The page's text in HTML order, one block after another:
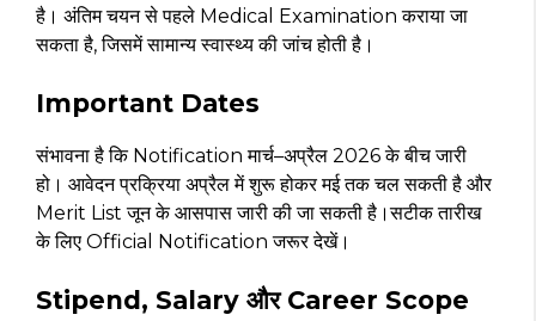
है। अंतिम चयन से पहले Medical Examination कराया जा
सकता है, जिसमें सामान्य स्वास्थ्य की जांच होती है।
Important Dates
संभावना है कि Notification मार्च–अप्रैल 2026 के बीच जारी
हो। आवेदन प्रक्रिया अप्रैल में शुरू होकर मई तक चल सकती है और
Merit List जून के आसपास जारी की जा सकती है।सटीक तारीख
के लिए Official Notification जरूर देखें।
Stipend, Salary और Career Scope